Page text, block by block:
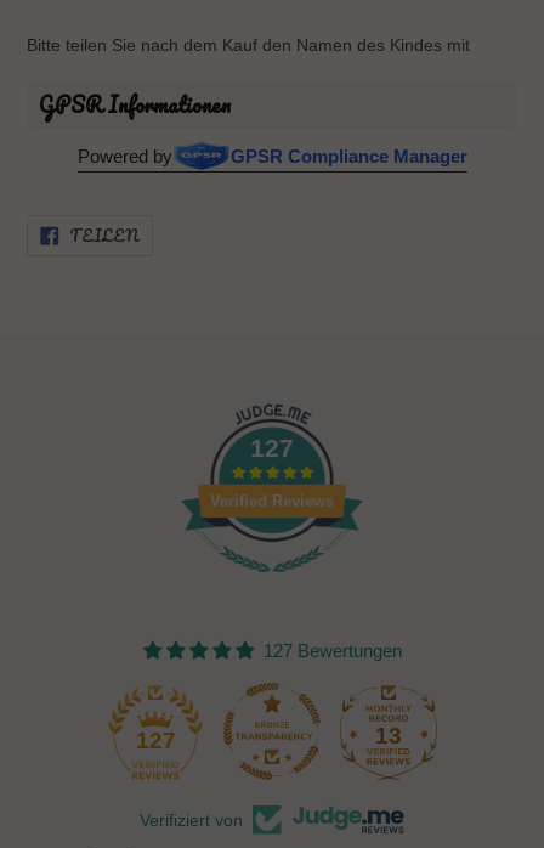
Bitte teilen Sie nach dem Kauf den Namen des Kindes mit
GPSR Informationen
Powered by GPSR Compliance Manager
TEILENFACEBOOK
127
Verified Reviews
127 Bewertungen
127 13
Verifiziert von